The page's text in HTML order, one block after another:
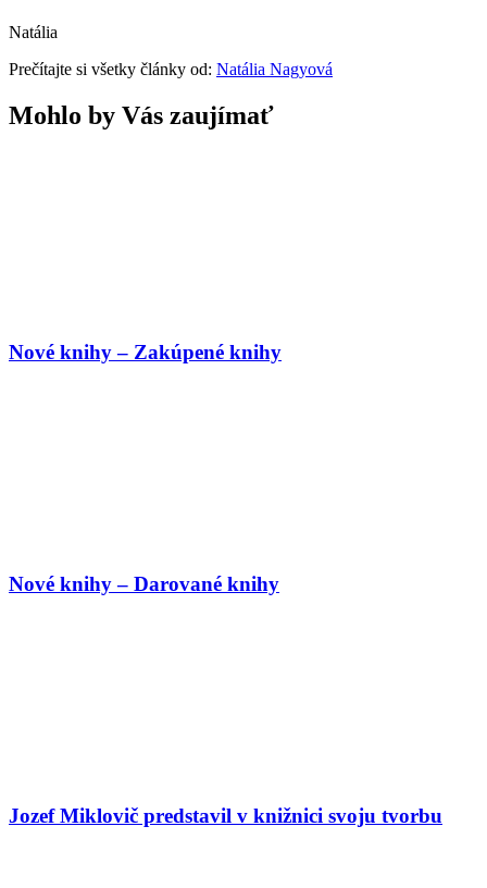
Natália
Prečítajte si všetky články od: Natália Nagyová
Mohlo by Vás zaujímať
Nové knihy – Zakúpené knihy
Nové knihy – Darované knihy
Jozef Miklovič predstavil v knižnici svoju tvorbu